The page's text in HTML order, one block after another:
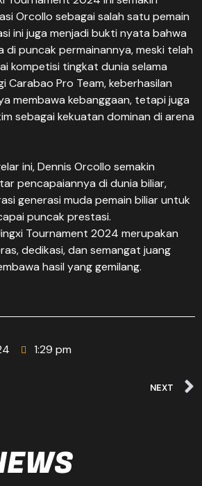
Orcollo sebagai salah satu pemain
ini juga menjadi bukti nyata bahwa
puncak permainannya, meski telah
kompetisi tingkat dunia selama
Carabao Pro Team, keberhasilan
membawa kebanggaan, tetapi juga
sebagai kekuatan dominan di arena
ini, Dennis Orcollo semakin
pencapaiannya di dunia biliar,
generasi muda pemain biliar untuk
puncak prestasi.
Tournament 2024 merupakan
dedikasi, dan semangat juang
hasil yang gemilang.
1:29 pm
NEXT